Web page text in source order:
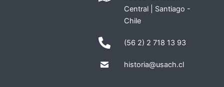
Central | Santiago -
Chile
(56 2) 2 718 13 93
historia@usach.cl